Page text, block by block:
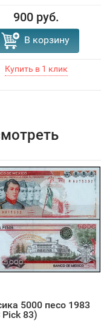
900 руб.
В корзину
5000 песо 1983
Pick 83)